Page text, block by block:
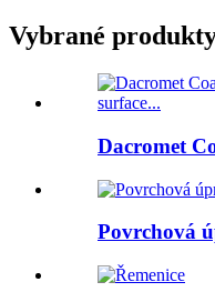
Vybrané
Dacromet
Povrchová